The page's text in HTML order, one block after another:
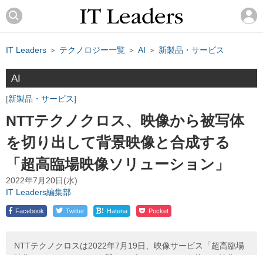
IT Leaders ＞ テクノロジー一覧 ＞ AI ＞ 新製品・サービス
AI
新製品・サービス
NTTテクノクロス、映像から被写体
を切り出して背景映像と合成する
「超高臨場映像ソリューション」
2022年7月20日(水)
IT Leaders編集部
Facebook Twitter ! Hatena Pocket
NTTテクノクロスは2022年7月19日、映像サービス「超高臨場